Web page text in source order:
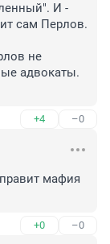
И -
сам Перлов.
не
адвокаты.
+4 –0
мафия
+0 –0